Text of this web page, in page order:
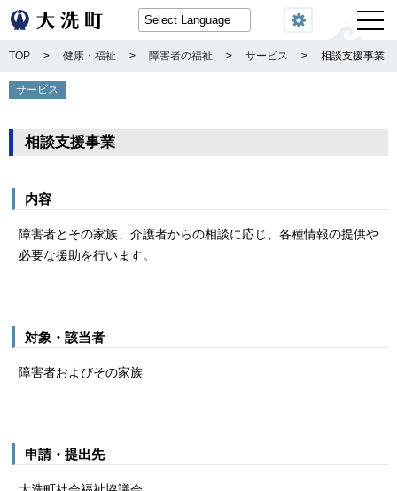
閲覧機能
TOP > 健康・福祉 > 障害者の福祉 > サービス > 相談支援事業
サービス
相談支援事業
内容
障害者とその家族、介護者からの相談に応じ、各種情報の提供や
必要な援助を行います。
対象・該当者
障害者およびその家族
申請・提出先